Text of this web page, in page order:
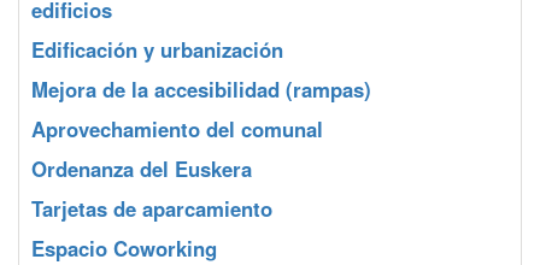
edificios
Edificación y urbanización
Mejora de la accesibilidad (rampas)
Aprovechamiento del comunal
Ordenanza del Euskera
Tarjetas de aparcamiento
Espacio Coworking